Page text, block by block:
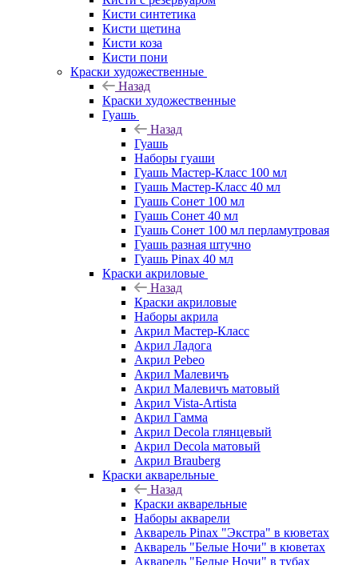
Кисти синтетика
Кисти щетина
Кисти коза
Кисти пони
Краски художественные
Назад
Краски художественные
Гуашь
Назад
Гуашь
Наборы гуаши
Гуашь Мастер-Класс 100 мл
Гуашь Мастер-Класс 40 мл
Гуашь Сонет 100 мл
Гуашь Сонет 40 мл
Гуашь Сонет 100 мл перламутровая
Гуашь разная штучно
Гуашь Pinax 40 мл
Краски акриловые
Назад
Краски акриловые
Наборы акрила
Акрил Мастер-Класс
Акрил Ладога
Акрил Pebeo
Акрил Малевичъ
Акрил Малевичъ матовый
Акрил Vista-Artista
Акрил Гамма
Акрил Decola глянцевый
Акрил Decola матовый
Акрил Brauberg
Краски акварельные
Назад
Краски акварельные
Наборы акварели
Акварель Pinax "Экстра" в кюветах
Акварель "Белые Ночи" в кюветах
Акварель "Белые Ночи" в тубах